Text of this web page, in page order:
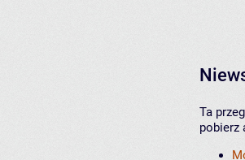
Ta
pobierz